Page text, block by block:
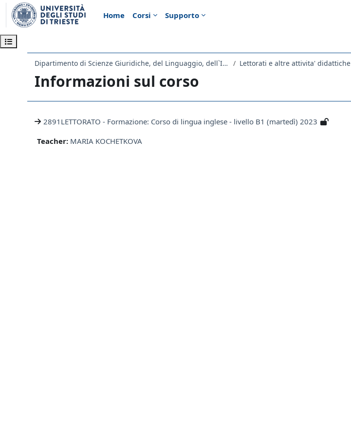
Vai al contenuto principale
Home
Corsi Supporto
Apri indice del corso
Dipartimento di Scienze Giuridiche, del Linguaggio, dell`Interpretazione e della Traduzione Lettorati e altre attivita' didattiche
Informazioni sul corso
2891LETTORATO - Formazione: Corso di lingua inglese - livello B1 (martedì) 2023
Teacher: MARIA KOCHETKOVA